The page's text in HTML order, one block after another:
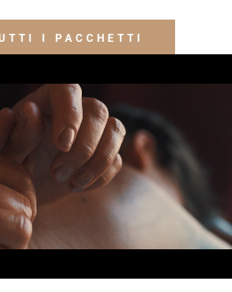
I PACCHETTI